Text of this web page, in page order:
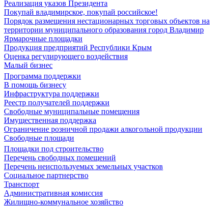
Реализация указов Президента
Покупай владимирское, покупай российское!
Порядок размещения нестационарных торговых объектов на
территории муниципального образования город Владимир
Ярмарочные площадки
Продукция предприятий Республики Крым
Оценка регулирующего воздействия
Малый бизнес
Программа поддержки
В помощь бизнесу
Инфраструктура поддержки
Реестр получателей поддержки
Свободные муниципальные помещения
Имущественная поддержка
Ограничение розничной продажи алкогольной продукции
Свободные площади
Площадки под строительство
Перечень свободных помещений
Перечень неиспользуемых земельных участков
Социальное партнерство
Транспорт
Административная комиссия
Жилищно-коммунальное хозяйство